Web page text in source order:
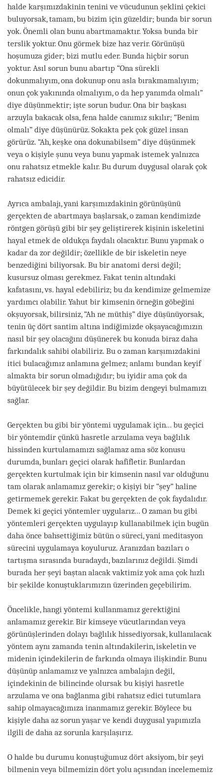
halde karşımızdakinin tenini ve vücudunun şeklini çekici
buluyorsak, tamam, bu bizim için güzeldir; bunda bir sorun
yok. Önemli olan bunu abartmamaktır. Yoksa bunda bir
terslik yoktur. Onu görmek bize haz verir. Görünüşü
hoşumuza gider; bizi mutlu eder. Bunda hiçbir sorun
yoktur. Asıl sorun bunu abartıp “Ona sürekli
dokunmalıyım, ona dokunup onu asla bırakmamalıyım;
onun çok yakınında olmalıyım, o da hep yanımda olmalı”
diye düşünmektir; işte sorun budur. Ona bir başkası
arzuyla bakacak olsa, fena halde canımız sıkılır; “Benim
olmalı” diye düşünürüz. Sokakta pek çok güzel insan
görürüz. “Ah, keşke ona dokunabilsem” diye düşünmek
veya o kişiyle şunu veya bunu yapmak istemek yalnızca
onu rahatsız etmekle kalır. Bu durum duygusal olarak çok
rahatsız edicidir.
Ayrıca ambalajı, yani karşımızdakinin görünüşünü
gerçekten de abartmaya başlarsak, o zaman kendimizde
röntgen görüşü gibi bir şey geliştirerek kişinin iskeletini
hayal etmek de oldukça faydalı olacaktır. Bunu yapmak o
kadar da zor değildir; özellikle de bir iskeletin neye
benzediğini biliyorsak. Bu bir anatomi dersi değil;
kusursuz olması gerekmez. Fakat tenin altındaki
kafatasını, vs. hayal edebiliriz; bu da kendimize gelmemize
yardımcı olabilir. Yahut bir kimsenin örneğin göbeğini
okşuyorsak, bilirsiniz, “Ah ne müthiş” diye düşünüyorsak,
tenin üç dört santim altına indiğimizde okşayacağımızın
nasıl bir şey olacağını düşünerek bu konuda biraz daha
farkındalık sahibi olabiliriz. Bu o zaman karşımızdakini
itici bulacağımız anlamına gelmez; anlamı bundan keyif
almakta bir sorun olmadığıdır; bu iyidir ama çok da
büyütülecek bir şey değildir. Bu bizim dengeyi bulmamızı
sağlar.
Gerçekten bu gibi bir yöntemi uygulamak için... bu geçici
bir yöntemdir çünkü hasretle arzulama veya bağlılık
hissinden kurtulamamızı sağlamaz ama söz konusu
durumda, bunları geçici olarak hafifletir. Bunlardan
gerçekten kurtulmak için bir kimsenin nasıl var olduğunu
tam olarak anlamamız gerekir; o kişiyi bir “şey” haline
getirmemek gerekir. Fakat bu gerçekten de çok faydalıdır.
Demek ki geçici yöntemler uygularız... O zaman bu gibi
yöntemleri gerçekten uygulayıp kullanabilmek için bugün
daha önce bahsettiğimiz bütün o süreci, yani meditasyon
sürecini uygulamaya koyuluruz. Aranızdan bazıları o
tartışma sırasında buradaydı, bazılarınız değildi. Şimdi
burada her şeyi baştan alacak vaktimiz yok ama çok hızlı
bir şekilde konuştuklarımızın üzerinden geçebilirim.
Öncelikle, hangi yöntemi kullanmamız gerektiğini
anlamamız gerekir. Bir kimseye vücutlarından veya
görünüşlerinden dolayı bağlılık hissediyorsak, kullanılacak
yöntem aynı zamanda tenin altındakilerin, iskeletin ve
midenin içindekilerin de farkında olmaya ilişkindir. Bunu
düşünüp anlamamız ve yalnızca ambalajın değil,
içindekinin de bilincinde olursak bu kişiyi hasretle
arzulama ve ona bağlanma gibi rahatsız edici tutumlara
sahip olmayacağımıza inanmamız gerekir. Böylece bu
kişiyle daha az sorun yaşar ve kendi duygusal yapımızla
ilgili de daha az sorunla karşılaşırız.
O halde bu durumu konuştuğumuz dört aksiyom, bir şeyi
bilmenin veya bilmemizin dört yolu açısından incelememiz